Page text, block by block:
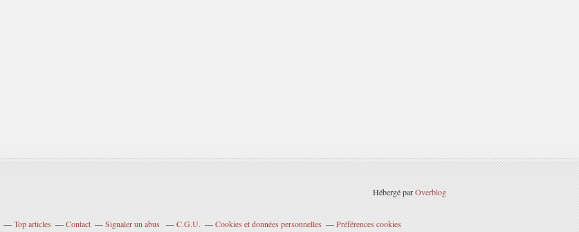
Hébergé parOverblog
Top articles Contact Signaler un abus C.G.U. Cookies et données personnelles Préférences cookies